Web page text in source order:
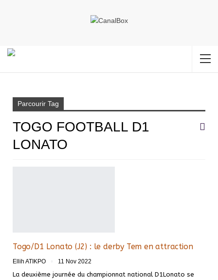
Parcourir Tag
TOGO FOOTBALL D1
LONATO
Togo/D1 Lonato (J2) : le derby Tem en attraction
Ellih ATIKPO 11 Nov 2022
La deuxième journée du championnat national D1Lonato se